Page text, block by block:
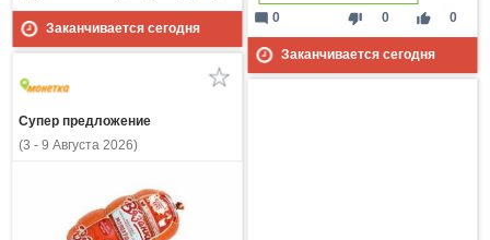
Заканчивается сегодня
thumb_down 0 thumb_up 0
mode_comment 0
Заканчивается сегодня
Супер предложение
(3 - 9 Августа 2026)